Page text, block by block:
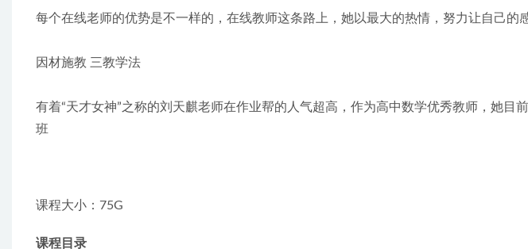
每个在线老师的优势是不一样的，在线教师这条路上，她以最大的热情，努力让自己的
因材施教 三教学法
有着“天才女神”之称的刘天麒老师在作业帮的人气超高，作为高中数学优秀教师，她目
班
课程大小：75G
课程目录